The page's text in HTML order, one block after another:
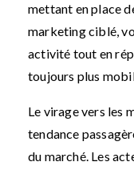
mettant en place
marketing ciblé,
activité tout en
toujours plus
Le virage vers les
tendance
du marché. Les